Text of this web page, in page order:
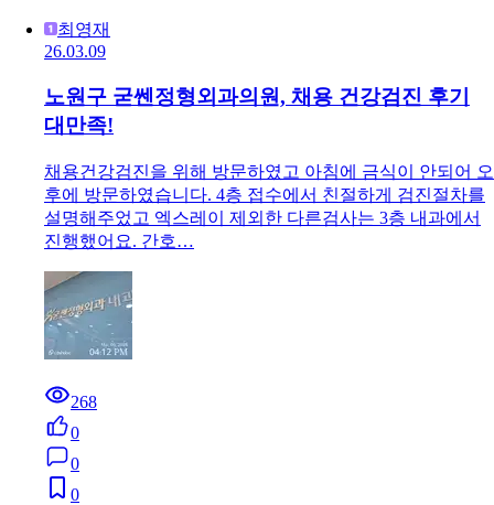
최영재
26.03.09
노원구 굳쎈정형외과의원, 채용 건강검진 후기
대만족!
채용건강검진을 위해 방문하였고 아침에 금식이 안되어 오
후에 방문하였습니다. 4층 접수에서 친절하게 검진절차를
설명해주었고 엑스레이 제외한 다른검사는 3층 내과에서
진행했어요. 간호…
268
0
0
0